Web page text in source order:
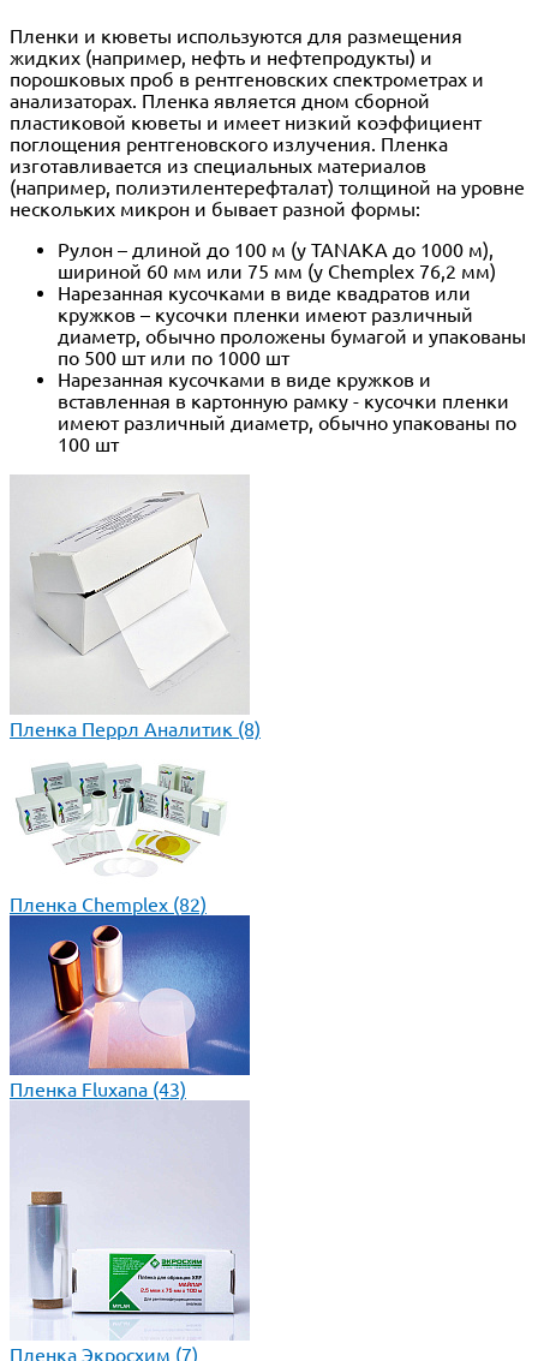
Пленки и кюветы используются для размещения
жидких (например, нефть и нефтепродукты) и
порошковых проб в рентгеновских спектрометрах и
анализаторах. Пленка является дном сборной
пластиковой кюветы и имеет низкий коэффициент
поглощения рентгеновского излучения. Пленка
изготавливается из специальных материалов
(например, полиэтилентерефталат) толщиной на уровне
нескольких микрон и бывает разной формы:
Рулон – длиной до 100 м (у TANAKA до 1000 м),
шириной 60 мм или 75 мм (у Chemplex 76,2 мм)
Нарезанная кусочками в виде квадратов или
кружков – кусочки пленки имеют различный
диаметр, обычно проложены бумагой и упакованы
по 500 шт или по 1000 шт
Нарезанная кусочками в виде кружков и
вставленная в картонную рамку - кусочки пленки
имеют различный диаметр, обычно упакованы по
100 шт
Пленка Перрл Аналитик (8)
Пленка Chemplex (82)
Пленка Fluxana (43)
Пленка Экросхим (7)